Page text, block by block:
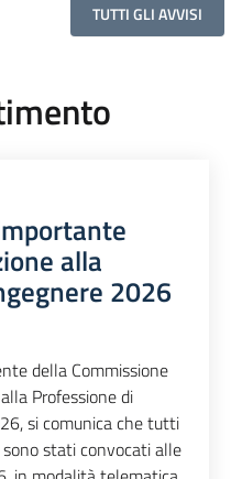
TUTTI GLI AVVISI
alla
2026
della Commissione
Professione di
si comunica che tutti
stati convocati alle